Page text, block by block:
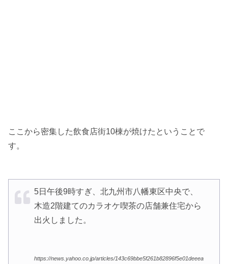
ここから密集した飲食店街10棟が焼けたということで
す。
5日午後9時すぎ、北九州市八幡東区中央で、
木造2階建てのカラオケ喫茶の店舗兼住宅から
出火しました。
https://news.yahoo.co.jp/articles/143c69bbe5f261b82896f5e01deeea